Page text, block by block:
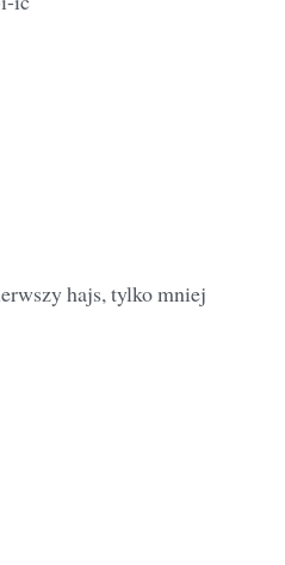
hajs, tylko mniej